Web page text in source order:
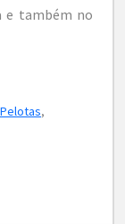
e também no
,